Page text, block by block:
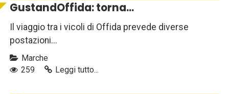
GustandOffida: torna...
Il viaggio tra i vicoli di Offida prevede diverse
postazioni...
Marche
259
Leggi tutto...